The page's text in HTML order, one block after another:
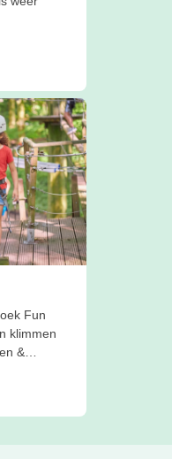
Fun
klimmen
&